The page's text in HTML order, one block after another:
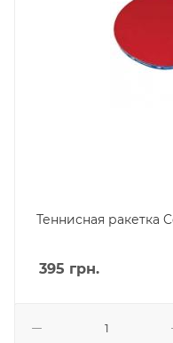
Теннисная ракетка
395 грн.